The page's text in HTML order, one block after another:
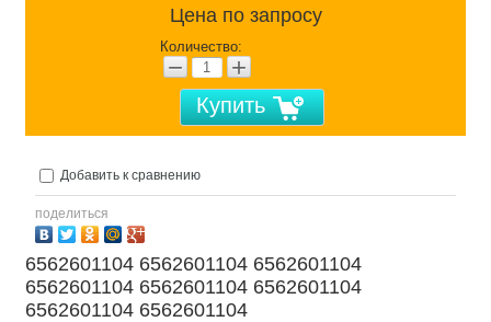
Цена по запросу
Количество:
− +
Купить
Добавить к сравнению
поделиться
6562601104 6562601104 6562601104
6562601104 6562601104 6562601104
6562601104 6562601104